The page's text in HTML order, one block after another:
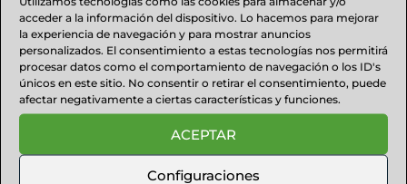
acceder a la información del dispositivo. Lo hacemos para mejorar
la experiencia de navegación y para mostrar anuncios
personalizados. El consentimiento a estas tecnologías nos permitirá
procesar datos como el comportamiento de navegación o los ID's
únicos en este sitio. No consentir o retirar el consentimiento, puede
afectar negativamente a ciertas características y funciones.
ACEPTAR
Configuraciones
VIGNERONS DE HUESCA